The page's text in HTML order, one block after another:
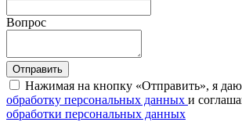
Вопрос
Нажимая на кнопку «Отправить», я даю
обработку персональных данных и
обработки персональных данных